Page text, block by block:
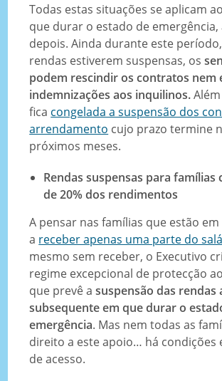
Todas estas situações se aplicam
que durar o estado de emergência,
depois. Ainda durante este
rendas estiverem suspensas, os
podem rescindir os contratos nem
indemnizações aos inquilinos.
fica congelada a suspensão dos
arrendamento cujo prazo termine
próximos meses.
Rendas suspensas para famílias
de 20% dos rendimentos
A pensar nas famílias que estão em
a receber apenas uma parte do
mesmo sem receber, o Executivo
regime excepcional de protecção
que prevê asuspensão das rendas
subsequente em que durar o
emergência. Mas nem todas as
direito a este apoio… há condições
de acesso.